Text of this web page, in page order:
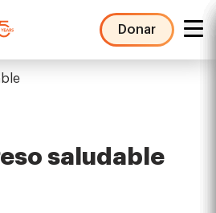
Donar
saludable